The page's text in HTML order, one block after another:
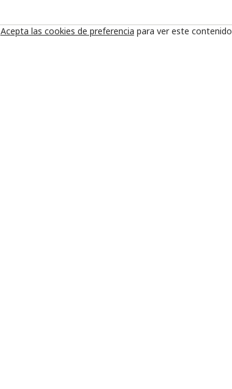
Acepta las cookies de preferencia para ver este contenido